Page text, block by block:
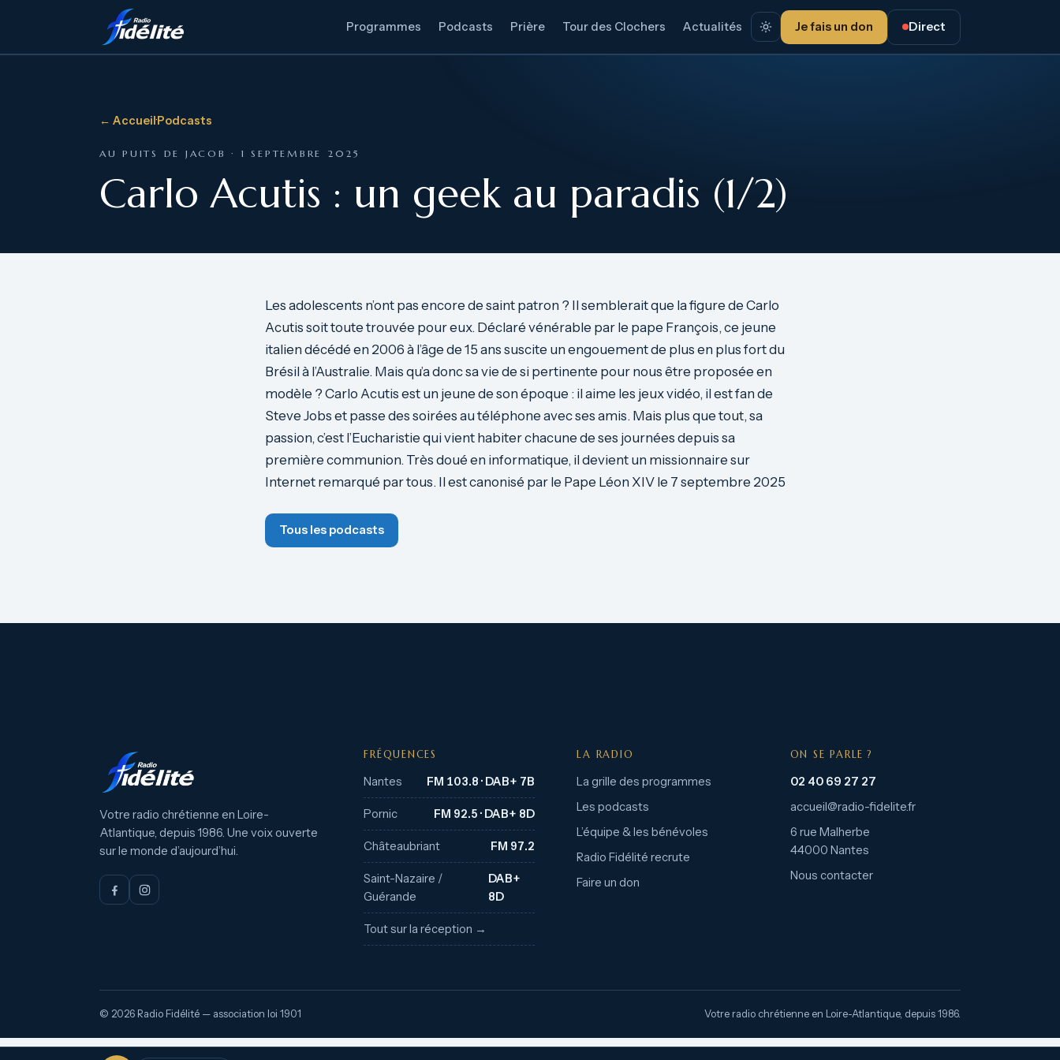
Programmes Podcasts Prière Tour des Clochers Actualités Je fais un don Direct
← Accueil·Podcasts
AU PUITS DE JACOB · 1 SEPTEMBRE 2025
Carlo Acutis : un geek au paradis (1/2)
Les adolescents n’ont pas encore de saint patron ? Il semblerait que la figure de Carlo
Acutis soit toute trouvée pour eux. Déclaré vénérable par le pape François, ce jeune
italien décédé en 2006 à l’âge de 15 ans suscite un engouement de plus en plus fort du
Brésil à l’Australie. Mais qu’a donc sa vie de si pertinente pour nous être proposée en
modèle ? Carlo Acutis est un jeune de son époque : il aime les jeux vidéo, il est fan de
Steve Jobs et passe des soirées au téléphone avec ses amis. Mais plus que tout, sa
passion, c’est l’Eucharistie qui vient habiter chacune de ses journées depuis sa
première communion. Très doué en informatique, il devient un missionnaire sur
Internet remarqué par tous. Il est canonisé par le Pape Léon XIV le 7 septembre 2025
Tous les podcasts
Votre radio chrétienne en Loire-
Atlantique, depuis 1986. Une voix ouverte
sur le monde d’aujourd’hui.
FRÉQUENCES
Nantes FM 103.8 · DAB+ 7B
Pornic FM 92.5 · DAB+ 8D
Châteaubriant FM 97.2
Saint-Nazaire /
Guérande
DAB+
8D
Tout sur la réception →
LA RADIO
La grille des programmes
Les podcasts
L’équipe & les bénévoles
Radio Fidélité recrute
Faire un don
ON SE PARLE ?
02 40 69 27 27
accueil@radio-fidelite.fr
6 rue Malherbe
44000 Nantes
Nous contacter
© 2026 Radio Fidélité — association loi 1901 Votre radio chrétienne en Loire-Atlantique, depuis 1986.